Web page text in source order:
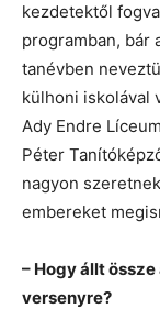
kezdetektől
programban, bár
tanévben
külhoni iskolával
Ady Endre
Péter
nagyon
embereket
– Hogy állt össze
versenyre?